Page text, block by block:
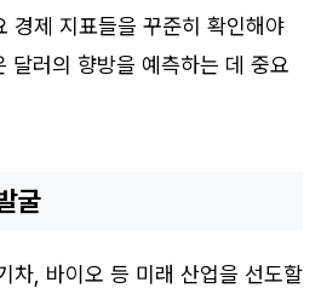
경제 지표들을 꾸준히 확인해야
달러의 향방을 예측하는 데 중요
굴
차, 바이오 등 미래 산업을 선도할